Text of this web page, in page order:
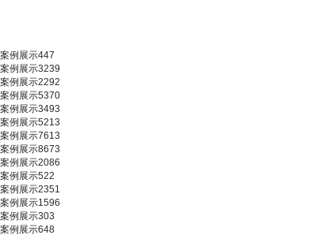
案例展示447
案例展示3239
案例展示2292
案例展示5370
案例展示3493
案例展示5213
案例展示7613
案例展示8673
案例展示2086
案例展示522
案例展示2351
案例展示1596
案例展示303
案例展示648